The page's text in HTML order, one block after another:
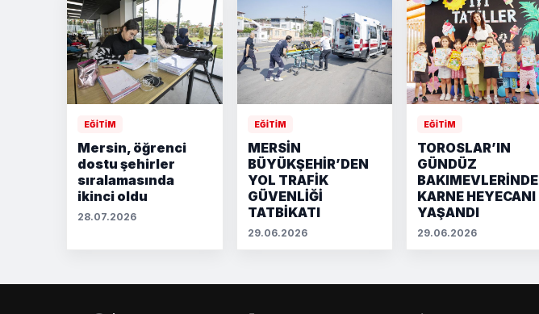
EĞİTİM
Mersin, öğrenci
dostu şehirler
sıralamasında
ikinci oldu
28.07.2026
EĞİTİM
MERSİN
BÜYÜKŞEHİR’DEN
YOL TRAFİK
GÜVENLİĞİ
TATBİKATI
29.06.2026
EĞİTİM
TOROSLAR’IN
GÜNDÜZ
BAKIMEVLERİNDE
KARNE HEYECANI
YAŞANDI
29.06.2026